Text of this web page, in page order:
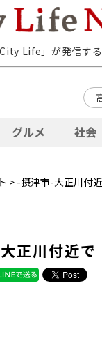
Life」が発信す
グルメ 社会
> -摂津市-大正川付
正川付近で